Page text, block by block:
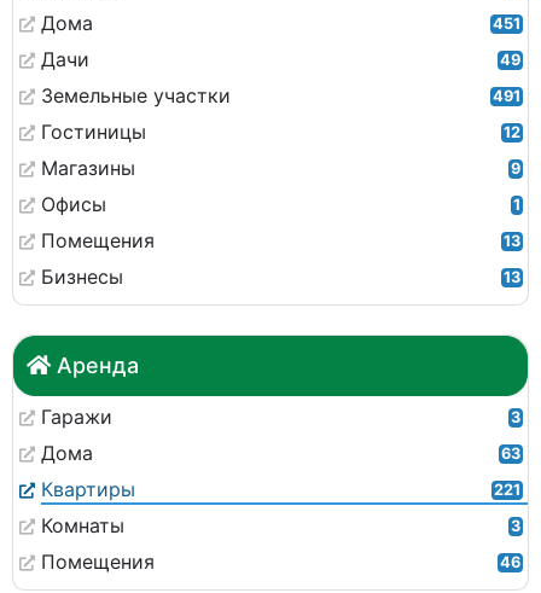
Дома 451
Дачи 49
Земельные участки 491
Гостиницы 12
Магазины 9
Офисы 1
Помещения 13
Бизнесы 13
Аренда
Гаражи 3
Дома 63
Квартиры 221
Комнаты 3
Помещения 46